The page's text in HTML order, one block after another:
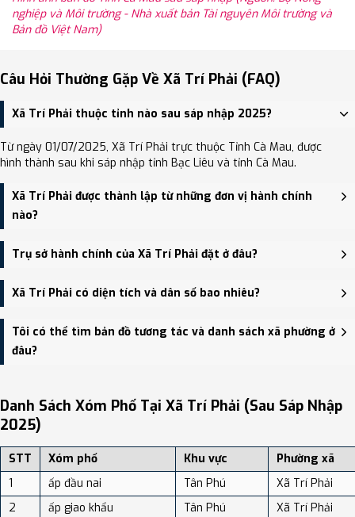
nghiệp và Môi trường - Nhà xuất bản Tài nguyên Môi trường và
Bản đồ Việt Nam)
Câu Hỏi Thường Gặp Về Xã Trí Phải (FAQ)
Xã Trí Phải thuộc tỉnh nào sau sáp nhập 2025?
Từ ngày 01/07/2025, Xã Trí Phải trực thuộc Tỉnh Cà Mau, được
hình thành sau khi sáp nhập tỉnh Bạc Liêu và tỉnh Cà Mau.
Xã Trí Phải được thành lập từ những đơn vị hành chính
nào?
Xã Trí Phải được thành lập trên cơ sở sáp nhập Xã Trí Lực, Xã Tân
Phú, Xã Trí Phải.
Trụ sở hành chính của Xã Trí Phải đặt ở đâu?
Trụ sở hành chính mới của Xã Trí Phải đặt tại đang cập nhật -
trung tâm khu vực thuận tiện giao thông.
Xã Trí Phải có diện tích và dân số bao nhiêu?
Xã Trí Phải có Diện tích: 166.60 km², Dân số: 4,977 người, Mật độ
dân số: Khoảng 29.87 người/km²
Tôi có thể tìm bản đồ tương tác và danh sách xã phường ở
đâu?
địa điểm tại: VReview.vn - Nền tảng review địa điểm, dịch vụ và du
lịch uy tín tại Việt Nam.
Danh Sách Xóm Phố Tại Xã Trí Phải (sau Sáp Nhập
2025)
STT Xóm phố Khu vực
Phường xã
1
ấp đầu nai Tân Phú
Xã Trí Phải
2
ấp giao khẩu Tân Phú
Xã Trí Phải